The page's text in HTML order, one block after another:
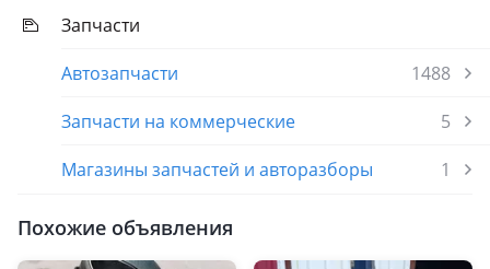
Запчасти
Автозапчасти
1488
Запчасти на коммерческие
5
Магазины запчастей и авторазборы
1
Похожие объявления